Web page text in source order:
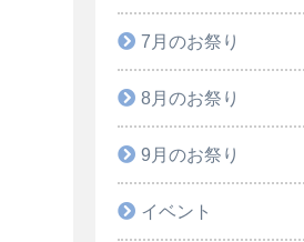
7月のお祭り
8月のお祭り
9月のお祭り
イベント